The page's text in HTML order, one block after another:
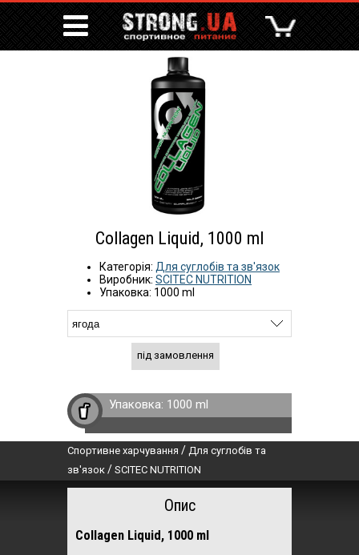
Collagen Liquid, 1000 ml
Категорія: Для суглобів та зв'язок
Виробник: SCITEC NUTRITION
Упаковка: 1000 ml
під замовлення
Упаковка: 1000 ml
Спортивне харчування / Для суглобів та
зв'язок / SCITEC NUTRITION
Опис
Collagen Liquid, 1000 ml